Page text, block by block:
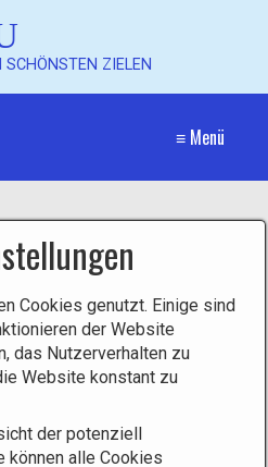
SCHÖNSTEN ZIELEN
≡ Menü
Cookies genutzt. Einige sind
der Website
das Nutzerverhalten zu
Website konstant zu
der potenziell
können alle Cookies